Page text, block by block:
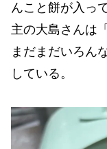
んこと餅が入っ
主の大島さんは
まだまだいろん
している。